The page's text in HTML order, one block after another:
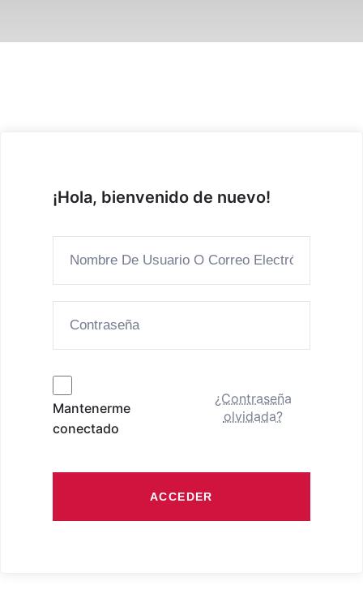
¡Hola, bienvenido de nuevo!
Mantenerme
conectado
¿Contraseña
olvidada?
ACCEDER